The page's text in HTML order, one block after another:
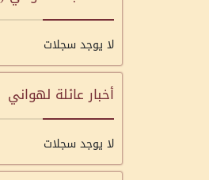
لا يوجد سجلات
أخبار عائلة لهواني
لا يوجد سجلات